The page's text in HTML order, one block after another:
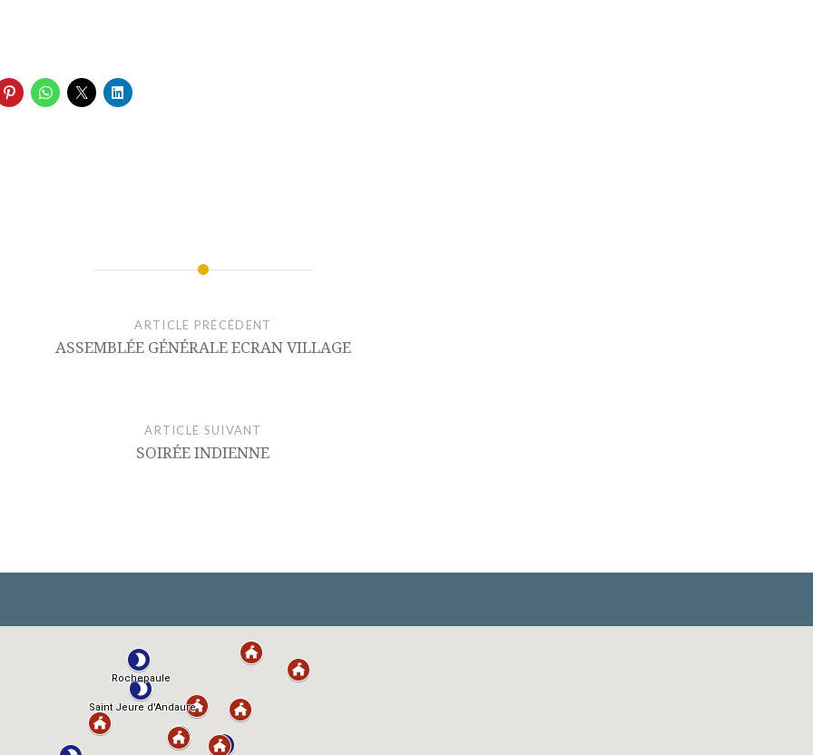
ARTICLE PRÉCÉDENT
ASSEMBLÉE GÉNÉRALE ECRAN VILLAGE
ARTICLE SUIVANT
SOIRÉE INDIENNE